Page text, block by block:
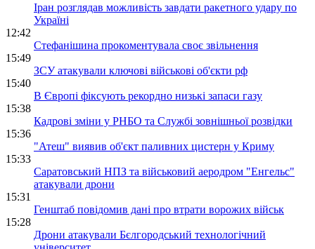
Іран розглядав можливість завдати ракетного удару по
Україні
12:42
Стефанішина прокоментувала своє звільнення
15:49
ЗСУ атакували ключові військові об'єкти рф
15:40
В Європі фіксують рекордно низькі запаси газу
15:38
Кадрові зміни у РНБО та Службі зовнішньої розвідки
15:36
"Атеш" виявив об'єкт паливних цистерн у Криму
15:33
Саратовський НПЗ та військовий аеродром "Енгельс"
атакували дрони
15:31
Генштаб повідомив дані про втрати ворожих військ
15:28
Дрони атакували Бєлгородський технологічний